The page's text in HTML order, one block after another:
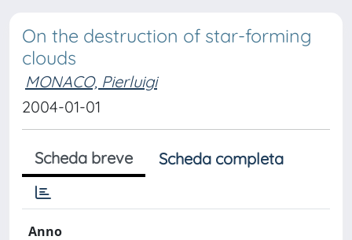
On the destruction of star-forming
clouds
MONACO, Pierluigi
2004-01-01
Scheda breve Scheda completa
Anno